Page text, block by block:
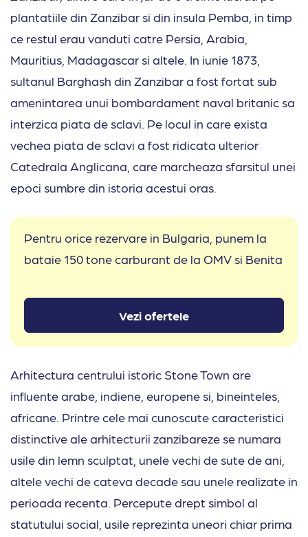
plantatiile din Zanzibar si din insula Pemba, in timp
ce restul erau vanduti catre Persia, Arabia,
Mauritius, Madagascar si altele. In iunie 1873,
sultanul Barghash din Zanzibar a fost fortat sub
amenintarea unui bombardament naval britanic sa
interzica piata de sclavi. Pe locul in care exista
vechea piata de sclavi a fost ridicata ulterior
Catedrala Anglicana, care marcheaza sfarsitul unei
epoci sumbre din istoria acestui oras.
Pentru orice rezervare in Bulgaria, punem la
bataie 150 tone carburant de la OMV si Benita
Vezi ofertele
Arhitectura centrului istoric Stone Town are
influente arabe, indiene, europene si, bineinteles,
africane. Printre cele mai cunoscute caracteristici
distinctive ale arhitecturii zanzibareze se numara
usile din lemn sculptat, unele vechi de sute de ani,
altele vechi de cateva decade sau unele realizate in
perioada recenta. Percepute drept simbol al
statutului social, usile reprezinta uneori chiar prima